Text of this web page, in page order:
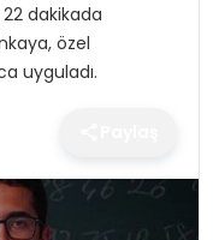
dakikada
özel
uyguladı.